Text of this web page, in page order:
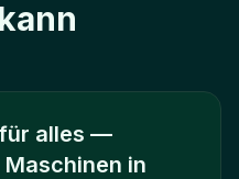
alles —
in